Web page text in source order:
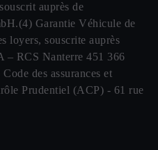
auprès de
Garantie Véhicule de
loyers, souscrite auprès
– RCS Nanterre 451 366
des assurances et
Prudentiel (ACP) - 61 rue